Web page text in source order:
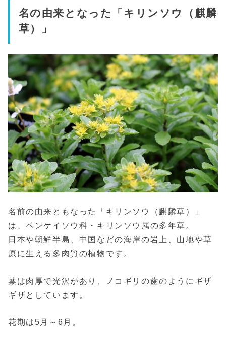
名の由来となった「キリンソウ（麒麟
草）」
名前の由来ともなった「キリンソウ（麒麟草）」
は、ベンケイソウ科・キリンソウ属の多年草。
日本や朝鮮半島、中国などの海岸の岩上、山地や草
原に生える多肉質の植物です。
葉は肉厚で光沢があり、ノコギリの歯のようにギザ
ギザとしています。
花期は5月～6月。